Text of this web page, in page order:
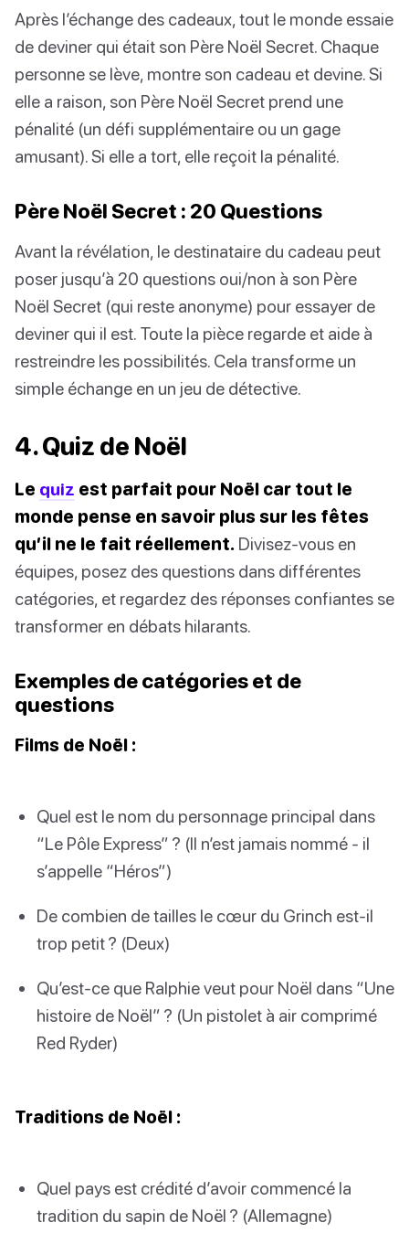
Après l’échange des cadeaux, tout le monde essaie
de deviner qui était son Père Noël Secret. Chaque
personne se lève, montre son cadeau et devine. Si
elle a raison, son Père Noël Secret prend une
pénalité (un défi supplémentaire ou un gage
amusant). Si elle a tort, elle reçoit la pénalité.
Père Noël Secret : 20 Questions
Avant la révélation, le destinataire du cadeau peut
poser jusqu’à 20 questions oui/non à son Père
Noël Secret (qui reste anonyme) pour essayer de
deviner qui il est. Toute la pièce regarde et aide à
restreindre les possibilités. Cela transforme un
simple échange en un jeu de détective.
4. Quiz de Noël
Le quiz est parfait pour Noël car tout le
monde pense en savoir plus sur les fêtes
qu’il ne le fait réellement. Divisez-vous en
équipes, posez des questions dans différentes
catégories, et regardez des réponses confiantes se
transformer en débats hilarants.
Exemples de catégories et de
questions
Films de Noël :
Quel est le nom du personnage principal dans
“Le Pôle Express” ? (Il n’est jamais nommé - il
s’appelle “Héros”)
De combien de tailles le cœur du Grinch est-il
trop petit ? (Deux)
Qu’est-ce que Ralphie veut pour Noël dans “Une
histoire de Noël” ? (Un pistolet à air comprimé
Red Ryder)
Traditions de Noël :
Quel pays est crédité d’avoir commencé la
tradition du sapin de Noël ? (Allemagne)